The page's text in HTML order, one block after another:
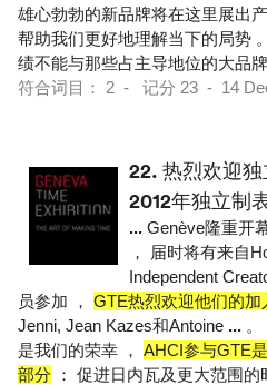
雄心勃勃的新品牌将在这里展出
帮助我们更好地理解当下的局势
绩不能与那些占主导地位的大品
符合词目： 2 - 记分 23 - 14
22. 热烈欢迎
2012年独立制
... Genève隆重开
， 届时将有来自
Independent
员参加 ， GTE热烈欢迎他们的加
Jenni, Jean Kazes和Antoine ...
是我们的荣幸 ， AHCI参与GTE
部分 ： 促进日内瓦及更大范围